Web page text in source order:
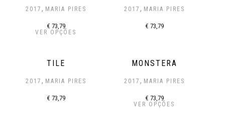
2017 , MARIA PIRES
€ 73,79
VER OPÇÕES
2017 , MARIA PIRES
€ 73,79
TILE
2017 , MARIA PIRES
€ 73,79
MONSTERA
2017 , MARIA PIRES
€ 73,79
VER OPÇÕES